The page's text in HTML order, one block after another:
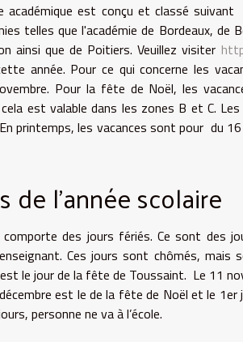
académique est conçu et classé
telles que l'académie de Bordeaux, de
ainsi que de Poitiers. Veuillez visiter
année. Pour ce qui concerne les
Pour la fête de Noël, les
est valable dans les zones B et C.
printemps, les vacances sont pour du
de l’année scolaire
comporte des jours fériés. Ce sont des
Ces jours sont chômés, mais
le jour de la fête de Toussaint. Le 11
est le de la fête de Noël et le
personne ne va à l’école.